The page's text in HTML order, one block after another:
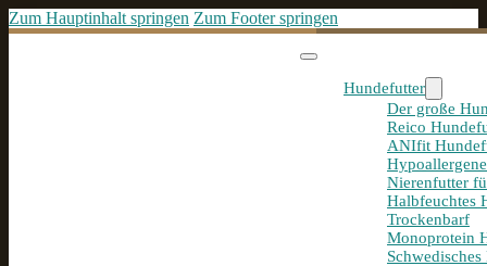
Zum Hauptinhalt springen Zum Footer springen
Hundefutter
Der große
Reico
ANIfit
Nierenfutter
Halbfeuchtes
Trockenbarf
Monoprotein